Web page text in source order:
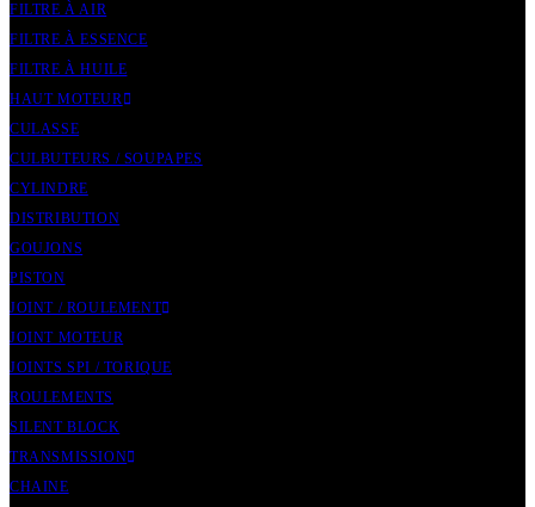
FILTRE À AIR
FILTRE À ESSENCE
FILTRE À HUILE
HAUT MOTEUR
CULASSE
CULBUTEURS / SOUPAPES
CYLINDRE
DISTRIBUTION
GOUJONS
PISTON
JOINT / ROULEMENT
JOINT MOTEUR
JOINTS SPI / TORIQUE
ROULEMENTS
SILENT BLOCK
TRANSMISSION
CHAINE